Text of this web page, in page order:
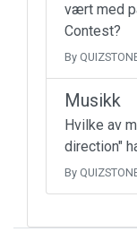
vært med
Contest?
By
Musikk
Hvilke av
direction"
By